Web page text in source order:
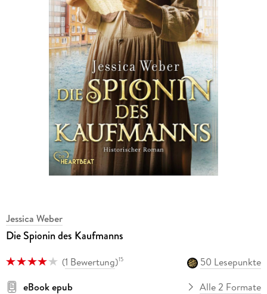
Jessica Weber
Die Spionin des Kaufmanns
(1 Bewertung)15
50 Lesepunkte
eBook epub
Alle 2 Formate